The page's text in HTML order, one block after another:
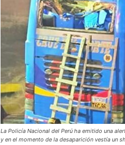
La Policía Nacional del Perú ha emitido una
y en el momento de la desaparición vestía un